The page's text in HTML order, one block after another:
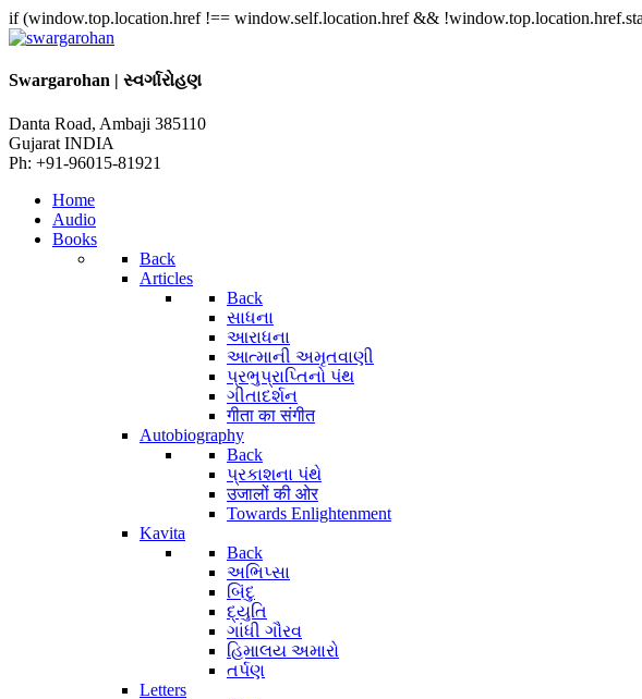
if (window.top.location.href !== window.self.location.href &&
Swargarohan | સ્વર્ગારોહણ
Danta Road, Ambaji 385110
Gujarat INDIA
Ph: +91-96015-81921
Home
Audio
Books
Back
Articles
Back
સાધના
આરાધના
આત્માની અમૃતવાણી
પ્રભુપ્રાપ્તિનો પંથ
ગીતાદર્શન
गीता का संगीत
Autobiography
Back
પ્રકાશના પંથે
उजालों की ओर
Towards Enlightenment
Kavita
Back
અભિપ્સા
બિંદુ
દ્યુતિ
ગાંધી ગૌરવ
હિમાલય અમારો
તર્પણ
Letters